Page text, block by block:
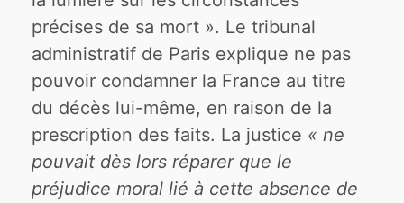
précises de sa mort ». Le tribunal
administratif de Paris explique ne pas
pouvoir condamner la France au titre
du décès lui-même, en raison de la
prescription des faits. La justice « ne
pouvait dès lors réparer que le
préjudice moral lié à cette absence de